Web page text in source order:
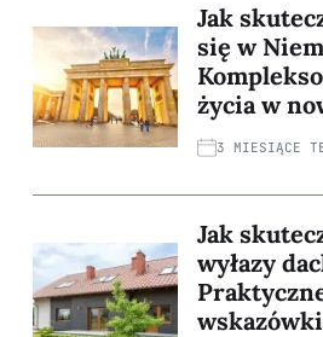
Jak
się w
życia w
3 MIESIĄCE
Jak
wyłazy
wskazówki